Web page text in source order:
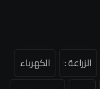
الزراعة :
الكهرباء